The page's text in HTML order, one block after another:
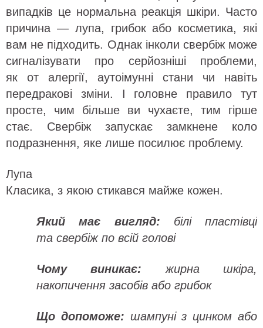
випадків це нормальна реакція шкіри. Часто
причина — лупа, грибок або косметика, які
вам не підходить. Однак інколи свербіж може
сигналізувати про серйозніші проблеми,
як от алергії, аутоімунні стани чи навіть
передракові зміни. І головне правило тут
просте, чим більше ви чухаєте, тим гірше
стає. Свербіж запускає замкнене коло
подразнення, яке лише посилює проблему.
Лупа
Класика, з якою стикався майже кожен.
Який має вигляд: білі пластівці
та свербіж по всій голові
Чому виникає: жирна шкіра,
накопичення засобів або грибок
Що допоможе: шампуні з цинком або